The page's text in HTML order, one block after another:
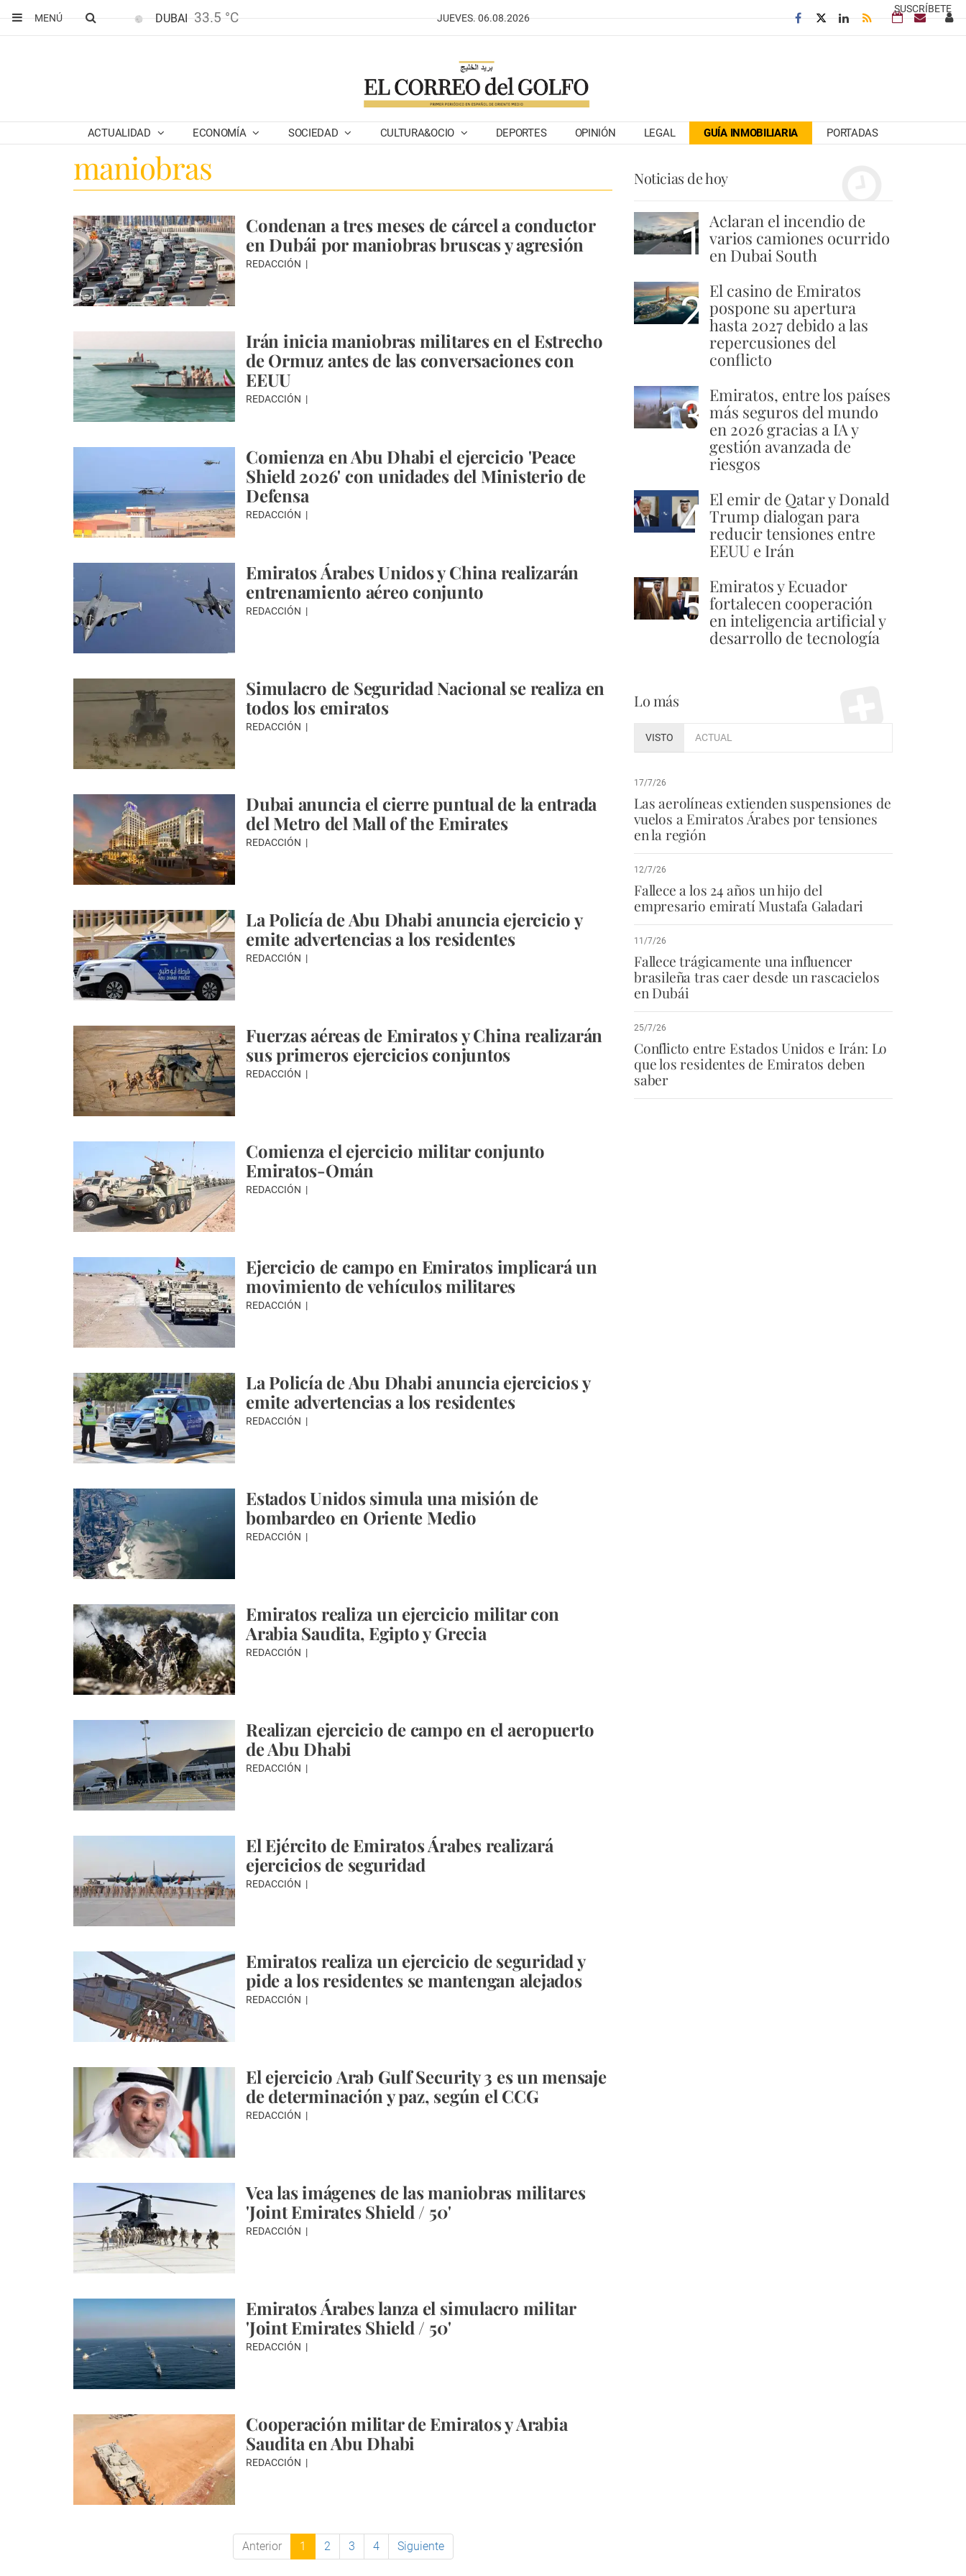
SUSCRÍBETE
MENÚ
DUBAI 33.5 °C JUEVES. 06.08.2026
ACTUALIDAD ECONOMÍA SOCIEDAD CULTURA&OCIO DEPORTES OPINIÓN LEGAL GUÍA INMOBILIARIA PORTADAS
maniobras
Condenan a tres meses de cárcel a conductor
en Dubái por maniobras bruscas y agresión
REDACCIÓN
Irán inicia maniobras militares en el Estrecho
de Ormuz antes de las conversaciones con
EEUU
REDACCIÓN
Comienza en Abu Dhabi el ejercicio 'Peace
Shield 2026' con unidades del Ministerio de
Defensa
REDACCIÓN
Emiratos Árabes Unidos y China realizarán
entrenamiento aéreo conjunto
REDACCIÓN
Simulacro de Seguridad Nacional se realiza en
todos los emiratos
REDACCIÓN
Dubai anuncia el cierre puntual de la entrada
del Metro del Mall of the Emirates
REDACCIÓN
La Policía de Abu Dhabi anuncia ejercicio y
emite advertencias a los residentes
REDACCIÓN
Fuerzas aéreas de Emiratos y China realizarán
sus primeros ejercicios conjuntos
REDACCIÓN
Comienza el ejercicio militar conjunto
Emiratos-Omán
REDACCIÓN
Ejercicio de campo en Emiratos implicará un
movimiento de vehículos militares
REDACCIÓN
La Policía de Abu Dhabi anuncia ejercicios y
emite advertencias a los residentes
REDACCIÓN
Estados Unidos simula una misión de
bombardeo en Oriente Medio
REDACCIÓN
Emiratos realiza un ejercicio militar con
Arabia Saudita, Egipto y Grecia
REDACCIÓN
Realizan ejercicio de campo en el aeropuerto
de Abu Dhabi
REDACCIÓN
El Ejército de Emiratos Árabes realizará
ejercicios de seguridad
REDACCIÓN
Emiratos realiza un ejercicio de seguridad y
pide a los residentes se mantengan alejados
REDACCIÓN
El ejercicio Arab Gulf Security 3 es un mensaje
de determinación y paz, según el CCG
REDACCIÓN
Vea las imágenes de las maniobras militares
'Joint Emirates Shield / 50'
REDACCIÓN
Emiratos Árabes lanza el simulacro militar
'Joint Emirates Shield / 50'
REDACCIÓN
Cooperación militar de Emiratos y Arabia
Saudita en Abu Dhabi
REDACCIÓN
Anterior 1 2 3 4 Siguiente
Noticias de hoy
1 Aclaran el incendio de
varios camiones ocurrido
en Dubai South
2 El casino de Emiratos
pospone su apertura
hasta 2027 debido a las
repercusiones del
conflicto
3 Emiratos, entre los países
más seguros del mundo
en 2026 gracias a IA y
gestión avanzada de
riesgos
4 El emir de Qatar y Donald
Trump dialogan para
reducir tensiones entre
EEUU e Irán
5 Emiratos y Ecuador
fortalecen cooperación
en inteligencia artificial y
desarrollo de tecnología
Lo más
VISTO ACTUAL
17/7/26
Las aerolíneas extienden suspensiones de
vuelos a Emiratos Árabes por tensiones
en la región
12/7/26
Fallece a los 24 años un hijo del
empresario emiratí Mustafa Galadari
11/7/26
Fallece trágicamente una influencer
brasileña tras caer desde un rascacielos
en Dubái
25/7/26
Conflicto entre Estados Unidos e Irán: Lo
que los residentes de Emiratos deben
saber